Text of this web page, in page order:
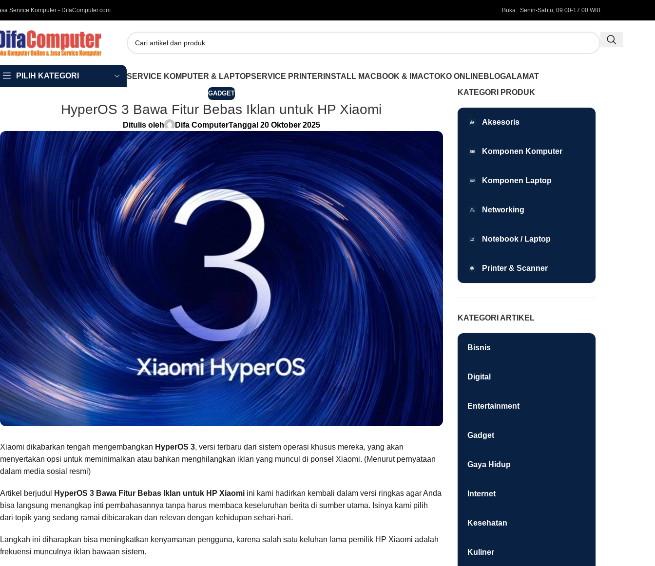
Service Komputer - DifaComputer.com Buka : Senin-Sabtu, 09.00-17.00 WIB
PILIH KATEGORI SERVICE KOMPUTER & LAPTOPSERVICE PRINTER INSTALL MACBOOK & IMACTOKO ONLINE BLOGALAMAT
GADGET
HyperOS 3 Bawa Fitur Bebas Iklan untuk HP Xiaomi
Ditulis oleh Difa ComputerTanggal 20 Oktober 2025
Xiaomi dikabarkan tengah mengembangkan HyperOS 3, versi terbaru dari sistem operasi khusus mereka, yang akan
menyertakan opsi untuk meminimalkan atau bahkan menghilangkan iklan yang muncul di ponsel Xiaomi. (Menurut pernyataan
dalam media sosial resmi)
Artikel berjudul HyperOS 3 Bawa Fitur Bebas Iklan untuk HP Xiaomi ini kami hadirkan kembali dalam versi ringkas agar Anda
bisa langsung menangkap inti pembahasannya tanpa harus membaca keseluruhan berita di sumber utama. Isinya kami pilih
dari topik yang sedang ramai dibicarakan dan relevan dengan kehidupan sehari-hari.
Langkah ini diharapkan bisa meningkatkan kenyamanan pengguna, karena salah satu keluhan lama pemilik HP Xiaomi adalah
frekuensi munculnya iklan bawaan sistem.
KATEGORI PRODUK
Aksesoris
Komponen Komputer
Komponen Laptop
Networking
Notebook / Laptop
Printer & Scanner
KATEGORI ARTIKEL
Bisnis
Digital
Entertainment
Gadget
Gaya Hidup
Internet
Kesehatan
Kuliner